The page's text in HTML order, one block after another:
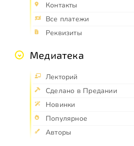
Контакты
Все платежи
Реквизиты
Медиатека
Лекторий
Сделано в Предании
Новинки
Популярное
Авторы